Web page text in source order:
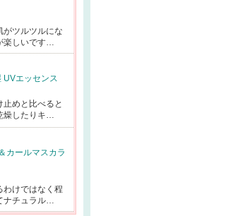
がツルツルにな
楽しいです…
UVエッセンス
めと比べると
燥したりキ…
カールマスカラ
わけではなく程
ナチュラル…